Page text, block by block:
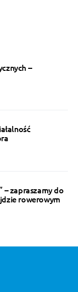
–
– zapraszamy do
rowerowym